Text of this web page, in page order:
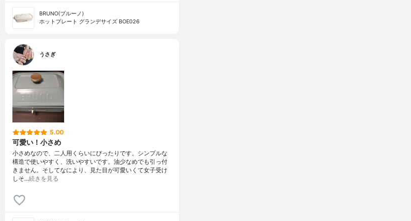
BRUNO(ブルーノ)
ホットプレート グランデサイズ BOE026
うさぎ
5.00
可愛い！小さめ
小さめなので、二人用くらいにぴったりです。シンプルな
構造で使いやすく、洗いやすいです。油少なめでも引っ付
きません。そしてなにより、見た目が可愛いくて女子受け
しそ…続きを見る